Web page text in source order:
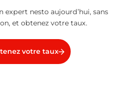
expert nesto aujourd’hui, sans
et obtenez votre taux.
votre taux